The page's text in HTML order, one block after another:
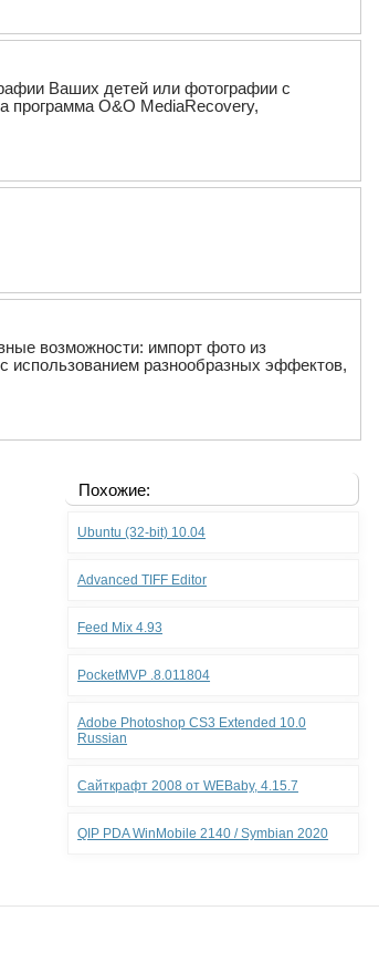
Ваших детей или фотографии с
программа O&O MediaRecovery,
возможности: импорт фото из
использованием разнообразных эффектов,
Похожие:
Ubuntu (32-bit) 10.04
Advanced TIFF Editor
Feed Mix 4.93
PocketMVP .8.011804
Adobe Photoshop CS3 Extended 10.0
Russian
Сайткрафт 2008 от WEBaby, 4.15.7
QIP PDA WinMobile 2140 / Symbian 2020